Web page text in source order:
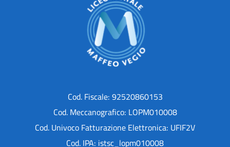
Cod. Fiscale: 92520860153
Cod. Meccanografico: LOPM010008
Cod. Univoco Fatturazione Elettronica: UFIF2V
Cod. IPA: istsc_lopm010008